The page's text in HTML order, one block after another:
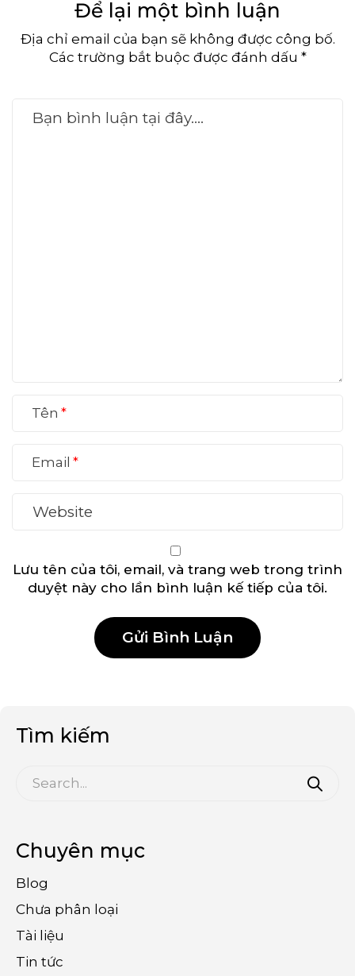
Tìm kiếm
Chuyên mục
Blog
Chưa phân loại
Tài liệu
Tin tức
Để lại một bình luận
Địa chỉ email của bạn sẽ không được công bố.
Các trường bắt buộc được đánh dấu *
Tên
Email
Lưu tên của tôi, email, và trang web trong trình
duyệt này cho lần bình luận kế tiếp của tôi.